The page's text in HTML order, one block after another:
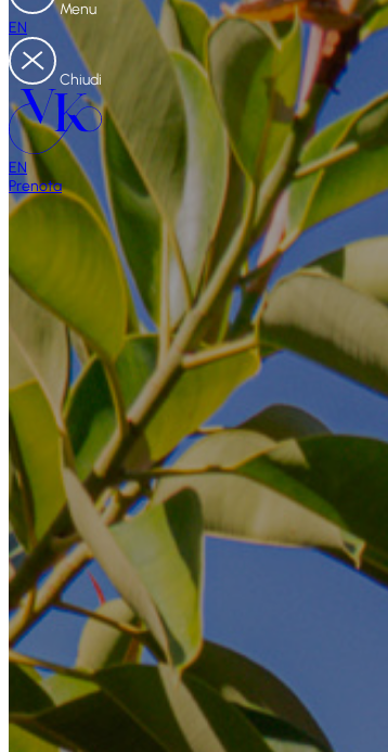
Menu
EN
Chiudi
EN
Prenota